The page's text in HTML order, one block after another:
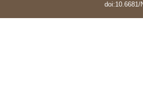
doi:10.6681/